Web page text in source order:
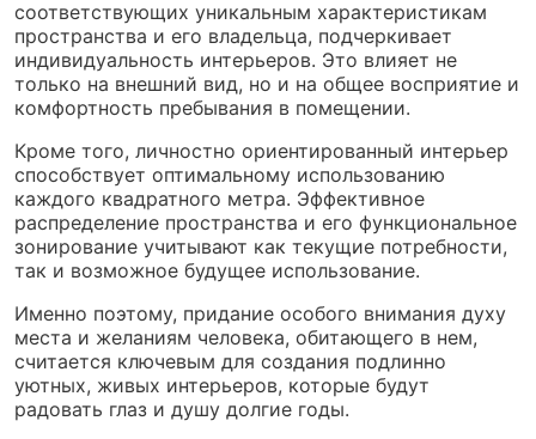
соответствующих уникальным характеристикам
пространства и его владельца, подчеркивает
индивидуальность интерьеров. Это влияет не
только на внешний вид, но и на общее восприятие и
комфортность пребывания в помещении.
Кроме того, личностно ориентированный интерьер
способствует оптимальному использованию
каждого квадратного метра. Эффективное
распределение пространства и его функциональное
зонирование учитывают как текущие потребности,
так и возможное будущее использование.
Именно поэтому, придание особого внимания духу
места и желаниям человека, обитающего в нем,
считается ключевым для создания подлинно
уютных, живых интерьеров, которые будут
радовать глаз и душу долгие годы.